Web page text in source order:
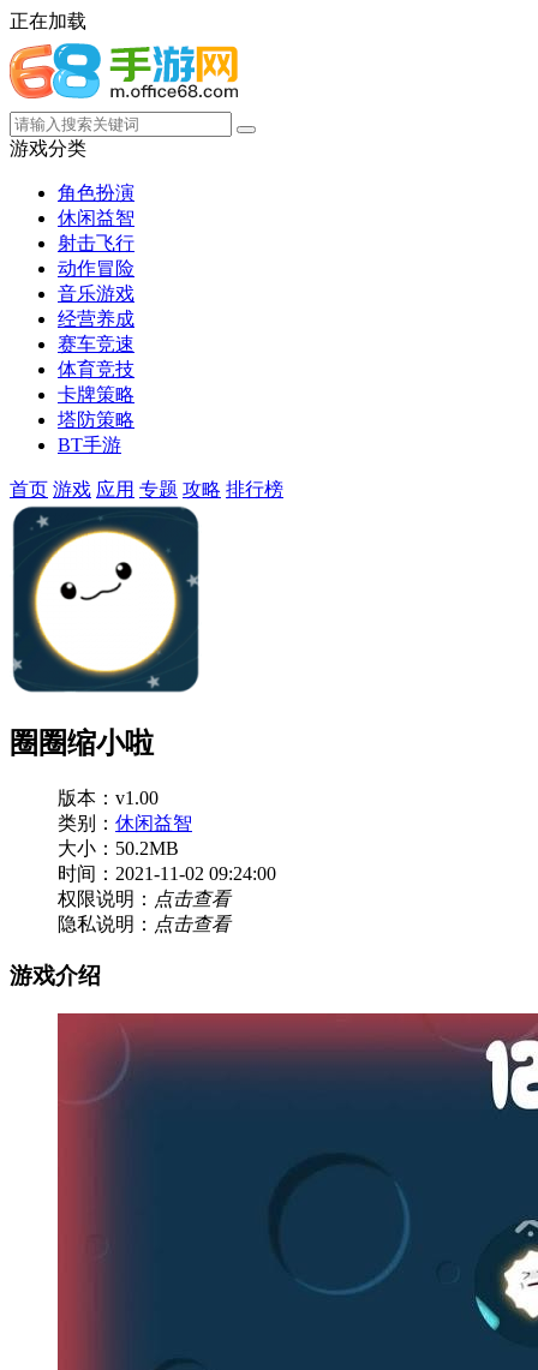
正在加载
游戏分类
角色扮演
休闲益智
射击飞行
动作冒险
音乐游戏
经营养成
赛车竞速
体育竞技
卡牌策略
塔防策略
BT手游
首页 游戏 应用 专题 攻略 排行榜
圈圈缩小啦
版本：v1.00
类别： 休闲益智
大小：50.2MB
时间：2021-11-02 09:24:00
权限说明： 点击查看
隐私说明： 点击查看
游戏介绍